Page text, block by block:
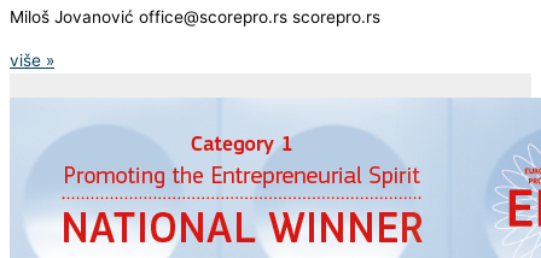
Miloš Jovanović office@scorepro.rs scorepro.rs
više »